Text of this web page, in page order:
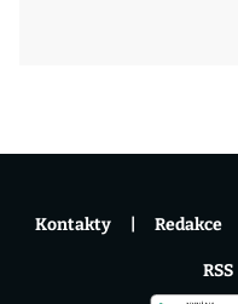
Kontakty Redakce
RSS